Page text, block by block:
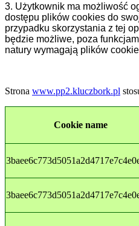
3. Użytkownik ma możliwość
dostępu plików cookies do
przypadku skorzystania z tej
będzie możliwe, poza
natury wymagają plików
Strona www.pp2.kluczbork.pl
Cookie name